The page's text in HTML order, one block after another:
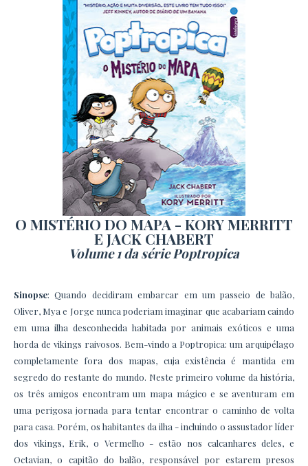
O MISTÉRIO DO MAPA - KORY MERRITT
E JACK CHABERT
Volume 1 da série Poptropica
Sinopse: Quando decidiram embarcar em um passeio de balão,
Oliver, Mya e Jorge nunca poderiam imaginar que acabariam caindo
em uma ilha desconhecida habitada por animais exóticos e uma
horda de vikings raivosos. Bem-vindo a Poptropica: um arquipélago
completamente fora dos mapas, cuja existência é mantida em
segredo do restante do mundo. Neste primeiro volume da história,
os três amigos encontram um mapa mágico e se aventuram em
uma perigosa jornada para tentar encontrar o caminho de volta
para casa. Porém, os habitantes da ilha - incluindo o assustador líder
dos vikings, Erik, o Vermelho - estão nos calcanhares deles, e
Octavian, o capitão do balão, responsável por estarem presos